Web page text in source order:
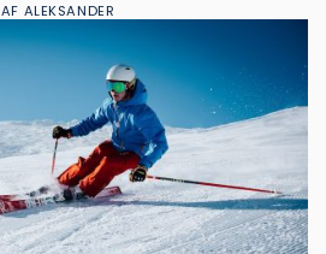
AF ALEKSANDER